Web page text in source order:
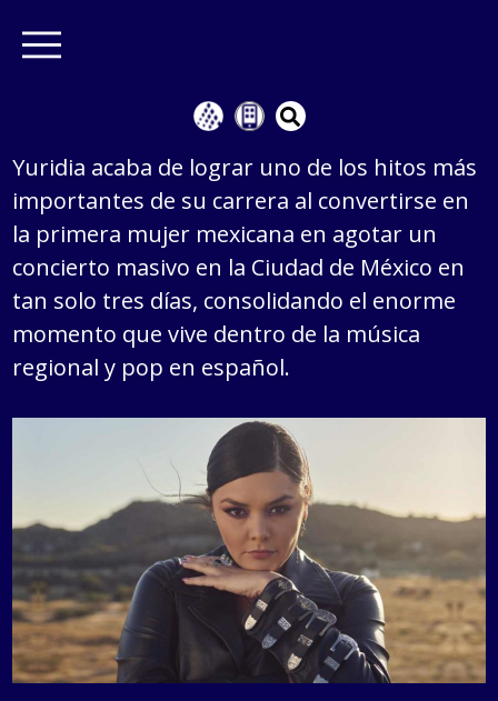
Yuridia acaba de lograr uno de los hitos más
importantes de su carrera al convertirse en
la primera mujer mexicana en agotar un
concierto masivo en la Ciudad de México en
tan solo tres días, consolidando el enorme
momento que vive dentro de la música
regional y pop en español.